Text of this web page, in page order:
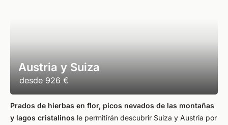
Austria y Suiza
desde 926 €
Prados de hierbas en flor, picos nevados de las montañas
y lagos cristalinos le permitirán descubrir Suiza y Austria por